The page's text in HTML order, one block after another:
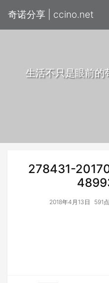
奇诺分享 | ccino.net
生活不只是眼前的
278431-
2018年4月13日 591